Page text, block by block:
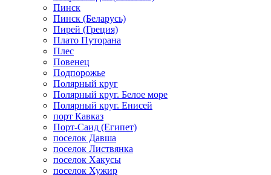
Пинск
Пинск (Беларусь)
Пирей (Греция)
Плато Путорана
Плес
Повенец
Подпорожье
Полярный круг
Полярный круг. Белое море
Полярный круг. Енисей
порт Кавказ
Порт-Саид (Египет)
поселок Давша
поселок Листвянка
поселок Хакусы
поселок Хужир